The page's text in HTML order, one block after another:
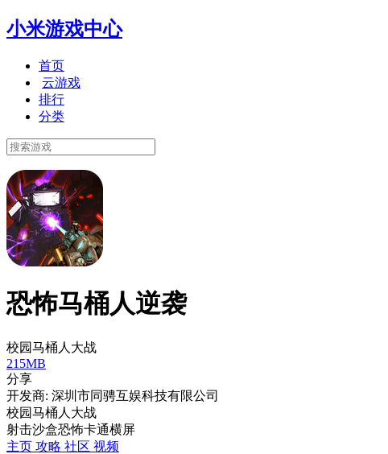
小米游戏中心
首页
云游戏
排行
分类
恐怖马桶人逆袭
校园马桶人大战
215MB
分享
开发商: 深圳市同骋互娱科技有限公司
校园马桶人大战
射击沙盒恐怖卡通横屏
主页 攻略 社区 视频